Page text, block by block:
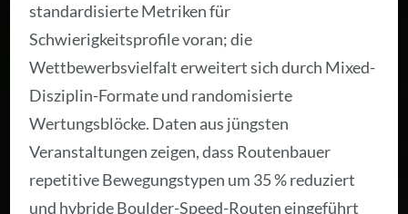
standardisierte Metriken für
Schwierigkeitsprofile voran; die
Wettbewerbsvielfalt erweitert sich durch Mixed-
Disziplin-Formate und randomisierte
Wertungsblöcke. Daten aus jüngsten
Veranstaltungen zeigen, dass Routenbauer
repetitive Bewegungstypen um 35 % reduziert
und hybride Boulder-Speed-Routen eingeführt